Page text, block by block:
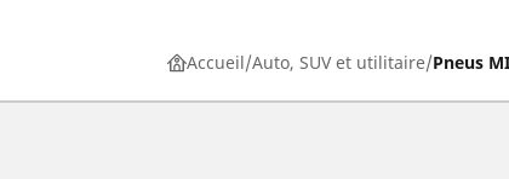
Accueil Auto, SUV et utilitaire Pneus